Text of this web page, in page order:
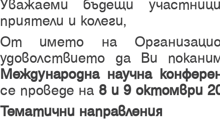
Уважаеми бъдещи
приятели и колеги,
От името на
удоволствието да Ви
Международна научна
се проведе на 8 и 9 октомври
Тематични направления